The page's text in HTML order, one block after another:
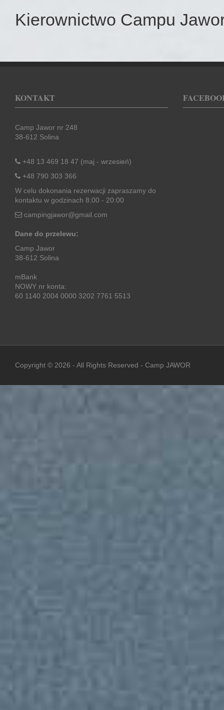
Kierownictwo Campu
KONTAKT
Camp Jawor nr 248
38-612 Solina
+48 13 469 18 47 (maj - wrzesień)
+48 790 303 366
W celu dokonania rezerwacji zapraszamy do
kontaktu w godzinach 8:00 - 20:00
campingjawor@gmail.com
Dane do przelewu:
Camp Jawor
38-612 Solina
mBank
NOWY nr konta:
60 1140 2004 0000 3202 7761 5513
Copyright © 2026 - All Rights Reserved - Camp JAWOR